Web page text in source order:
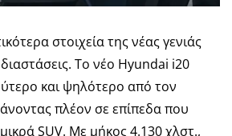
στοιχεία της νέας γενιάς
Το νέο Hyundai i20
και ψηλότερο από τον
πλέον σε επίπεδα που
SUV. Με μήκος 4.130 χλστ.,